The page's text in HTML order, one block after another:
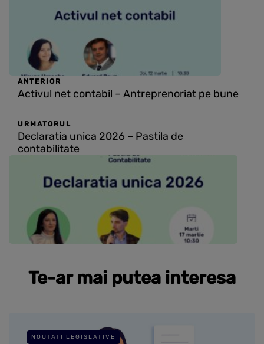
ANTERIOR
Activul net contabil – Antreprenoriat pe bune
URMATORUL
Declaratia unica 2026 – Pastila de
contabilitate
Te-ar mai putea interesa
NOUTATI LEGISLATIVE